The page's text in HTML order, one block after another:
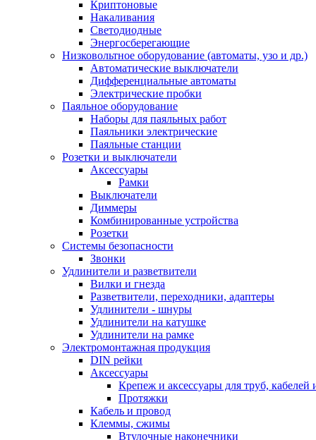
Криптоновые
Накаливания
Светодиодные
Энергосберегающие
Низковольтное оборудование (автоматы, узо и др.)
Автоматические выключатели
Дифференциальные автоматы
Электрические пробки
Паяльное оборудование
Наборы для паяльных работ
Паяльники электрические
Паяльные станции
Розетки и выключатели
Аксессуары
Рамки
Выключатели
Диммеры
Комбинированные устройства
Розетки
Системы безопасности
Звонки
Удлинители и разветвители
Вилки и гнезда
Разветвители, переходники, адаптеры
Удлинители - шнуры
Удлинители на катушке
Удлинители на рамке
Электромонтажная продукция
DIN рейки
Аксессуары
Крепеж и аксессуары для труб, кабелей
Протяжки
Кабель и провод
Клеммы, сжимы
Втулочные наконечники